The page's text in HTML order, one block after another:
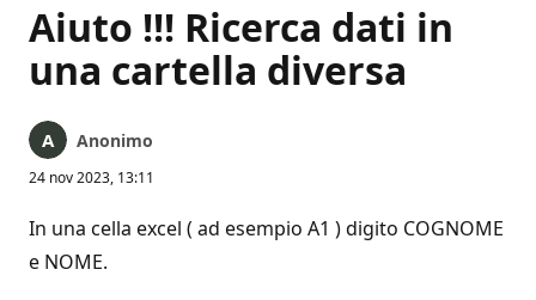
Aiuto !!! Ricerca dati in
una cartella diversa
Anonimo
24 nov 2023, 13:11
In una cella excel ( ad esempio A1 ) digito COGNOME
e NOME.